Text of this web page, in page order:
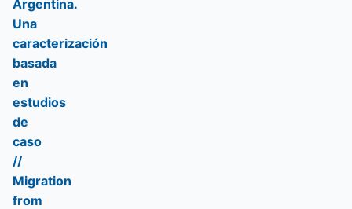
Argentina.
Una
caracterización
basada
en
estudios
de
caso
//
Migration
from